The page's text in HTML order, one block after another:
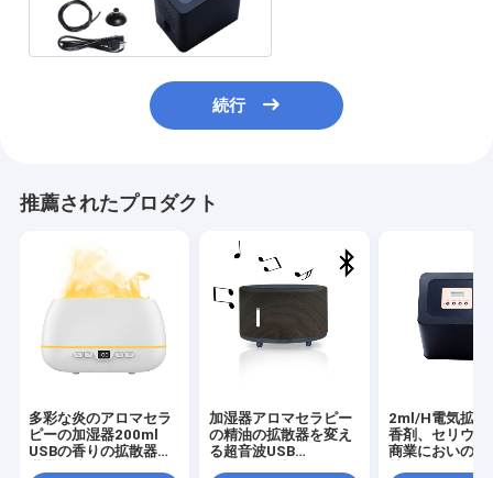
続行
推薦されたプロダクト
多彩な炎のアロマセラ
ピーの加湿器200ml
USBの香りの拡散器の
加湿器アロマセラピー
の精油の拡散器を変え
る超音波USB
2ml/H電気拡散
香剤、セリウム
商業においの拡